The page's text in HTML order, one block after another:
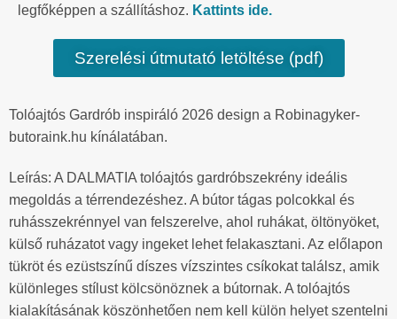
legfőképpen a szállításhoz. Kattints ide.
Szerelési útmutató letöltése (pdf)
Tolóajtós Gardrób inspiráló 2026 design a Robinagyker-
butoraink.hu kínálatában.
Leírás: A DALMATIA tolóajtós gardróbszekrény ideális
megoldás a térrendezéshez. A bútor tágas polcokkal és
ruhásszekrénnyel van felszerelve, ahol ruhákat, öltönyöket,
külső ruházatot vagy ingeket lehet felakasztani. Az előlapon
tükröt és ezüstszínű díszes vízszintes csíkokat találsz, amik
különleges stílust kölcsönöznek a bútornak. A tolóajtós
kialakításának köszönhetően nem kell külön helyet szentelni